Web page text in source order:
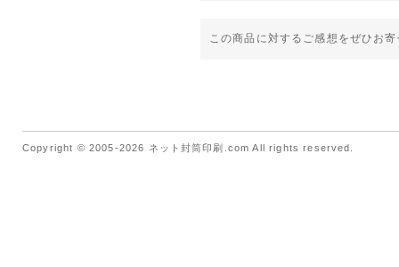
この商品に対するご感想をぜひお
Copyright © 2005-2026 ネット封筒印刷.com All rights reserved.